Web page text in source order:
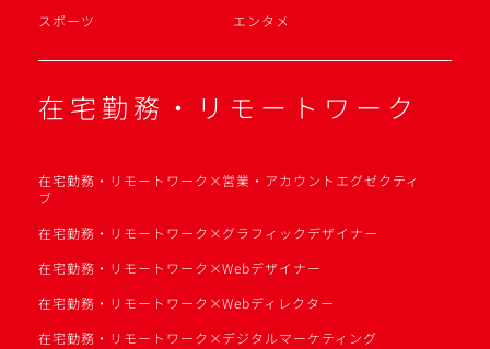
スポーツ
エンタメ
在宅勤務・リモートワーク
在宅勤務・リモートワーク×営業・アカウントエグゼクティ
ブ
在宅勤務・リモートワーク×グラフィックデザイナー
在宅勤務・リモートワーク×Webデザイナー
在宅勤務・リモートワーク×Webディレクター
在宅勤務・リモートワーク×デジタルマーケティング